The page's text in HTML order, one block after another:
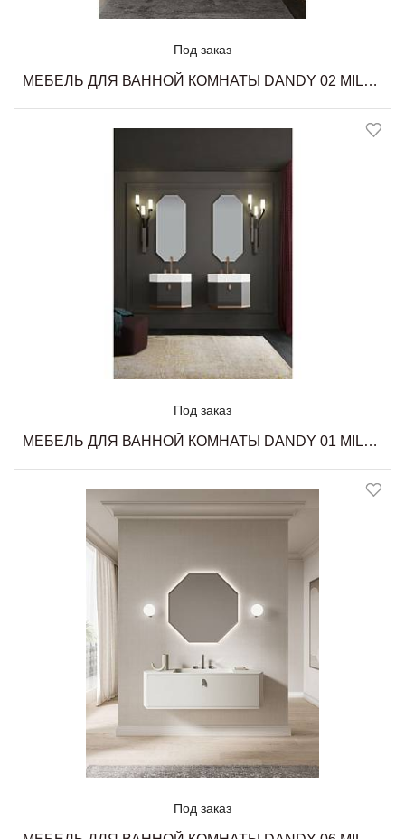
Под заказ
МЕБЕЛЬ ДЛЯ ВАННОЙ КОМНАТЫ DANDY 02 MILLDUE
Под заказ
МЕБЕЛЬ ДЛЯ ВАННОЙ КОМНАТЫ DANDY 01 MILLDUE
Под заказ